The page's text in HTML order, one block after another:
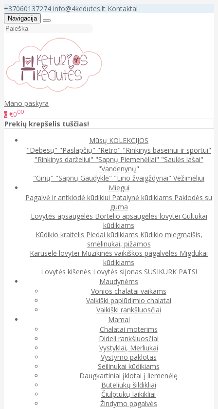
+37060137274 info@4kedutes.lt Kontaktai
Navigacija
Mano paskyra
0 €000
Prekių krepšelis tuščias!
Mūsų KOLEKCIJOS
"Debesų" "Paslapčių" "Retro" "Rinkinys baseinui ir sportui"
"Rinkinys darželiui" "Sapnų Piemenėliai" "Saulės lašai"
"Vandenynų"
"Girių" "Sapnų Gaudyklė" "Lino žvaigždynai" Vežimėliui
Miegui
Pagalvė ir antklodė kūdikiui Patalynė kūdikiams Paklodės su
guma
Lovytės apsaugėlės Bortelio apsaugėlės lovytei Gultukai
kūdikiams
Kūdikio kraitelis Pledai kūdikiams Kūdikio miegmaišis,
smėlinukai, pižamos
Karuselė lovytei Muzikinės vaikiškos pagalvėlės Migdukai
kūdikiams
Lovytės kišenės Lovytės sijonas SUSIKURK PATS!
Maudynėms
Vonios chalatai vaikams
Vaikiški paplūdimio chalatai
Vaikiški rankšluosčiai
Mamai
Chalatai moterims
Dideli rankšluosčiai
Vystyklai, Merliukai
Vystymo paklotas
Seilinukai kūdikiams
Daugkartiniai įklotai į liemenėlę
Buteliukų šildikliai
Čiulptukų laikikliai
Žindymo pagalvės